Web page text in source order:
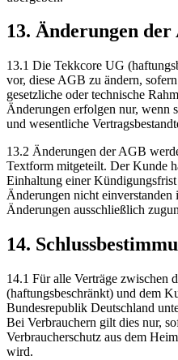
13. Änderungen der
13.1 Die Tekkcore UG
vor, diese AGB zu ändern,
gesetzliche oder technische
Änderungen erfolgen nur, wenn
und wesentliche
13.2 Änderungen der AGB
Textform mitgeteilt. Der Kunde
Einhaltung einer
Änderungen nicht
Änderungen ausschließlich
14.
14.1 Für alle Verträge zwischen
(haftungsbeschränkt) und dem
Bundesrepublik Deutschland
Bei Verbrauchern gilt dies nur,
Verbraucherschutz aus dem
wird.